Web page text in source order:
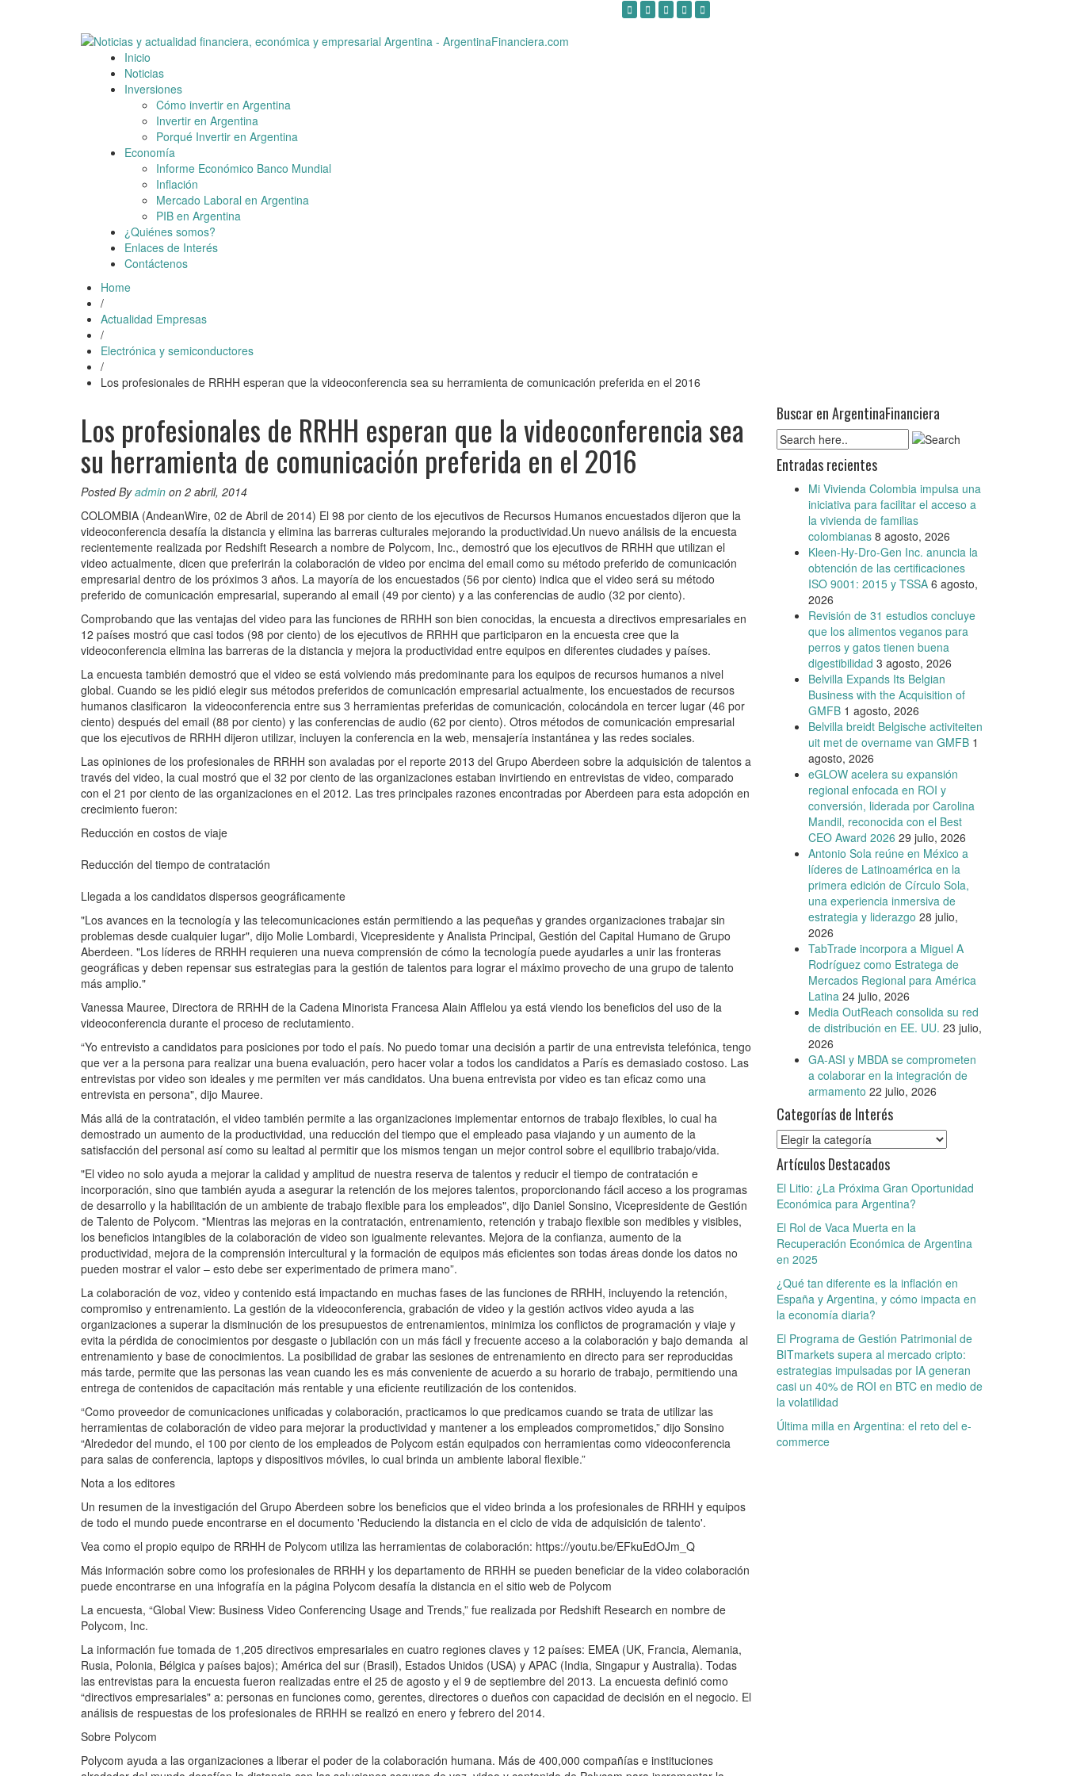
Inicio
Noticias
Inversiones
Cómo invertir en Argentina
Invertir en Argentina
Porqué Invertir en Argentina
Economía
Informe Económico Banco Mundial
Inflación
Mercado Laboral en Argentina
PIB en Argentina
¿Quiénes somos?
Enlaces de Interés
Contáctenos
Home
/
Actualidad Empresas
/
Electrónica y semiconductores
/
Los profesionales de RRHH esperan que la videoconferencia sea su herramienta de comunicación preferida en el 2016
Los profesionales de RRHH esperan que la videoconferencia sea
su herramienta de comunicación preferida en el 2016
Posted Byadmin on 2 abril, 2014
COLOMBIA (AndeanWire, 02 de Abril de 2014) El 98 por ciento de los ejecutivos de Recursos Humanos encuestados dijeron que la
videoconferencia desafía la distancia y elimina las barreras culturales mejorando la productividad.Un nuevo análisis de la encuesta
recientemente realizada por Redshift Research a nombre de Polycom, Inc., demostró que los ejecutivos de RRHH que utilizan el
video actualmente, dicen que preferirán la colaboración de video por encima del email como su método preferido de comunicación
empresarial dentro de los próximos 3 años. La mayoría de los encuestados (56 por ciento) indica que el video será su método
preferido de comunicación empresarial, superando al email (49 por ciento) y a las conferencias de audio (32 por ciento).
Comprobando que las ventajas del video para las funciones de RRHH son bien conocidas, la encuesta a directivos empresariales en
12 países mostró que casi todos (98 por ciento) de los ejecutivos de RRHH que participaron en la encuesta cree que la
videoconferencia elimina las barreras de la distancia y mejora la productividad entre equipos en diferentes ciudades y países.
La encuesta también demostró que el video se está volviendo más predominante para los equipos de recursos humanos a nivel
global. Cuando se les pidió elegir sus métodos preferidos de comunicación empresarial actualmente, los encuestados de recursos
humanos clasificaron la videoconferencia entre sus 3 herramientas preferidas de comunicación, colocándola en tercer lugar (46 por
ciento) después del email (88 por ciento) y las conferencias de audio (62 por ciento). Otros métodos de comunicación empresarial
que los ejecutivos de RRHH dijeron utilizar, incluyen la conferencia en la web, mensajería instantánea y las redes sociales.
Las opiniones de los profesionales de RRHH son avaladas por el reporte 2013 del Grupo Aberdeen sobre la adquisición de talentos a
través del video, la cual mostró que el 32 por ciento de las organizaciones estaban invirtiendo en entrevistas de video, comparado
con el 21 por ciento de las organizaciones en el 2012. Las tres principales razones encontradas por Aberdeen para esta adopción en
crecimiento fueron:
Reducción en costos de viaje
Reducción del tiempo de contratación
Llegada a los candidatos dispersos geográficamente
"Los avances en la tecnología y las telecomunicaciones están permitiendo a las pequeñas y grandes organizaciones trabajar sin
problemas desde cualquier lugar", dijo Molie Lombardi, Vicepresidente y Analista Principal, Gestión del Capital Humano de Grupo
Aberdeen. "Los líderes de RRHH requieren una nueva comprensión de cómo la tecnología puede ayudarles a unir las fronteras
geográficas y deben repensar sus estrategias para la gestión de talentos para lograr el máximo provecho de una grupo de talento
más amplio."
Vanessa Mauree, Directora de RRHH de la Cadena Minorista Francesa Alain Afflelou ya está viendo los beneficios del uso de la
videoconferencia durante el proceso de reclutamiento.
“Yo entrevisto a candidatos para posiciones por todo el país. No puedo tomar una decisión a partir de una entrevista telefónica, tengo
que ver a la persona para realizar una buena evaluación, pero hacer volar a todos los candidatos a París es demasiado costoso. Las
entrevistas por video son ideales y me permiten ver más candidatos. Una buena entrevista por video es tan eficaz como una
entrevista en persona", dijo Mauree.
Más allá de la contratación, el video también permite a las organizaciones implementar entornos de trabajo flexibles, lo cual ha
demostrado un aumento de la productividad, una reducción del tiempo que el empleado pasa viajando y un aumento de la
satisfacción del personal así como su lealtad al permitir que los mismos tengan un mejor control sobre el equilibrio trabajo/vida.
"El video no solo ayuda a mejorar la calidad y amplitud de nuestra reserva de talentos y reducir el tiempo de contratación e
incorporación, sino que también ayuda a asegurar la retención de los mejores talentos, proporcionando fácil acceso a los programas
de desarrollo y la habilitación de un ambiente de trabajo flexible para los empleados", dijo Daniel Sonsino, Vicepresidente de Gestión
de Talento de Polycom. "Mientras las mejoras en la contratación, entrenamiento, retención y trabajo flexible son medibles y visibles,
los beneficios intangibles de la colaboración de video son igualmente relevantes. Mejora de la confianza, aumento de la
productividad, mejora de la comprensión intercultural y la formación de equipos más eficientes son todas áreas donde los datos no
pueden mostrar el valor – esto debe ser experimentado de primera mano”.
La colaboración de voz, video y contenido está impactando en muchas fases de las funciones de RRHH, incluyendo la retención,
compromiso y entrenamiento. La gestión de la videoconferencia, grabación de video y la gestión activos video ayuda a las
organizaciones a superar la disminución de los presupuestos de entrenamientos, minimiza los conflictos de programación y viaje y
evita la pérdida de conocimientos por desgaste o jubilación con un más fácil y frecuente acceso a la colaboración y bajo demanda al
entrenamiento y base de conocimientos. La posibilidad de grabar las sesiones de entrenamiento en directo para ser reproducidas
más tarde, permite que las personas las vean cuando les es más conveniente de acuerdo a su horario de trabajo, permitiendo una
entrega de contenidos de capacitación más rentable y una eficiente reutilización de los contenidos.
“Como proveedor de comunicaciones unificadas y colaboración, practicamos lo que predicamos cuando se trata de utilizar las
herramientas de colaboración de video para mejorar la productividad y mantener a los empleados comprometidos,” dijo Sonsino
“Alrededor del mundo, el 100 por ciento de los empleados de Polycom están equipados con herramientas como videoconferencia
para salas de conferencia, laptops y dispositivos móviles, lo cual brinda un ambiente laboral flexible.”
Nota a los editores
Un resumen de la investigación del Grupo Aberdeen sobre los beneficios que el video brinda a los profesionales de RRHH y equipos
de todo el mundo puede encontrarse en el documento 'Reduciendo la distancia en el ciclo de vida de adquisición de talento'.
Vea como el propio equipo de RRHH de Polycom utiliza las herramientas de colaboración: https://youtu.be/EFkuEdOJm_Q
Más información sobre como los profesionales de RRHH y los departamento de RRHH se pueden beneficiar de la video colaboración
puede encontrarse en una infografía en la página Polycom desafía la distancia en el sitio web de Polycom
La encuesta, “Global View: Business Video Conferencing Usage and Trends,” fue realizada por Redshift Research en nombre de
Polycom, Inc.
La información fue tomada de 1,205 directivos empresariales en cuatro regiones claves y 12 países: EMEA (UK, Francia, Alemania,
Rusia, Polonia, Bélgica y países bajos); América del sur (Brasil), Estados Unidos (USA) y APAC (India, Singapur y Australia). Todas
las entrevistas para la encuesta fueron realizadas entre el 25 de agosto y el 9 de septiembre del 2013. La encuesta definió como
“directivos empresariales" a: personas en funciones como, gerentes, directores o dueños con capacidad de decisión en el negocio. El
análisis de respuestas de los profesionales de RRHH se realizó en enero y febrero del 2014.
Sobre Polycom
Polycom ayuda a las organizaciones a liberar el poder de la colaboración humana. Más de 400,000 compañías e instituciones
Buscar en ArgentinaFinanciera
Entradas recientes
Mi Vivienda Colombia impulsa una
iniciativa para facilitar el acceso a
la vivienda de familias
colombianas 8 agosto, 2026
Kleen-Hy-Dro-Gen Inc. anuncia la
obtención de las certificaciones
ISO 9001: 2015 y TSSA 6 agosto,
2026
Revisión de 31 estudios concluye
que los alimentos veganos para
perros y gatos tienen buena
digestibilidad 3 agosto, 2026
Belvilla Expands Its Belgian
Business with the Acquisition of
GMFB 1 agosto, 2026
Belvilla breidt Belgische activiteiten
uit met de overname van GMFB 1
agosto, 2026
eGLOW acelera su expansión
regional enfocada en ROI y
conversión, liderada por Carolina
Mandil, reconocida con el Best
CEO Award 2026 29 julio, 2026
Antonio Sola reúne en México a
líderes de Latinoamérica en la
primera edición de Círculo Sola,
una experiencia inmersiva de
estrategia y liderazgo 28 julio,
2026
TabTrade incorpora a Miguel A
Rodríguez como Estratega de
Mercados Regional para América
Latina 24 julio, 2026
Media OutReach consolida su red
de distribución en EE. UU. 23 julio,
2026
GA-ASI y MBDA se comprometen
a colaborar en la integración de
armamento 22 julio, 2026
Categorías de Interés
Categorías
de
Interés
Artículos Destacados
El Litio: ¿La Próxima Gran Oportunidad
Económica para Argentina?
El Rol de Vaca Muerta en la
Recuperación Económica de Argentina
en 2025
¿Qué tan diferente es la inflación en
España y Argentina, y cómo impacta en
la economía diaria?
El Programa de Gestión Patrimonial de
BITmarkets supera al mercado cripto:
estrategias impulsadas por IA generan
casi un 40% de ROI en BTC en medio de
la volatilidad
Última milla en Argentina: el reto del e-
commerce